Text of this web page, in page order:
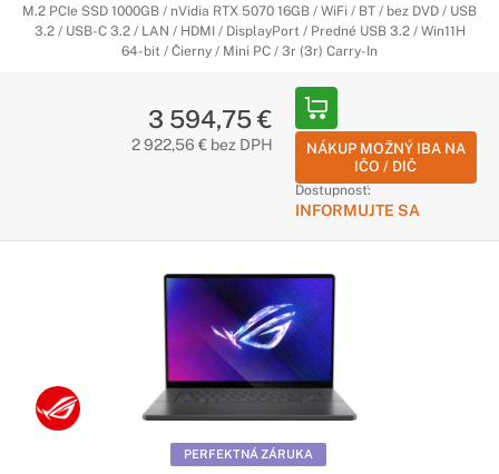
M.2 PCIe SSD 1000GB / nVidia RTX 5070 16GB / WiFi / BT / bez DVD / USB
3.2 / USB-C 3.2 / LAN / HDMI / DisplayPort / Predné USB 3.2 / Win11H
64-bit / Čierny / Mini PC / 3r (3r) Carry-In
3 594,75 €
2 922,56 € bez DPH
NÁKUP MOŽNÝ IBA NA
IČO / DIČ
Dostupnosť:
INFORMUJTE SA
PERFEKTNÁ ZÁRUKA